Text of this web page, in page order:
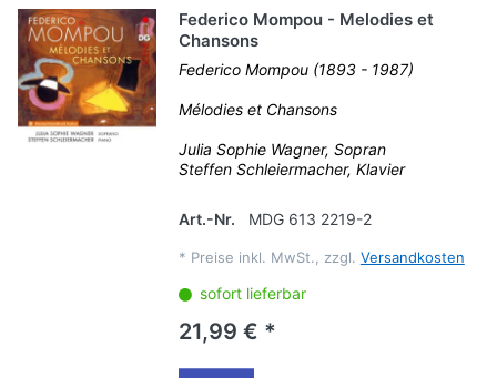
Federico Mompou - Melodies et
Chansons
Federico Mompou (1893 - 1987)
Mélodies et Chansons
Julia Sophie Wagner, Sopran
Steffen Schleiermacher, Klavier
Art.-Nr. MDG 613 2219-2
* Preise inkl. MwSt., zzgl. Versandkosten
sofort lieferbar
21,99 € *